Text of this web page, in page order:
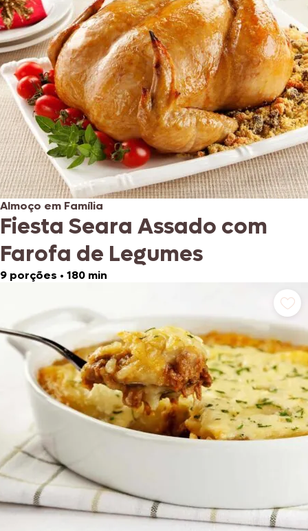
Almoço em Família
Fiesta Seara Assado com
Farofa de Legumes
9 porções • 180 min